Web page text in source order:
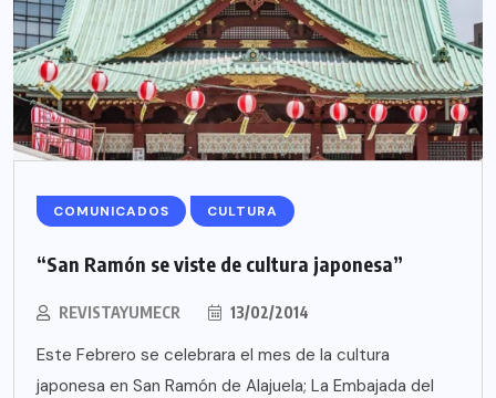
COMUNICADOS CULTURA
“San Ramón se viste de cultura japonesa”
REVISTAYUMECR 13/02/2014
Este Febrero se celebrara el mes de la cultura
japonesa en San Ramón de Alajuela; La Embajada del